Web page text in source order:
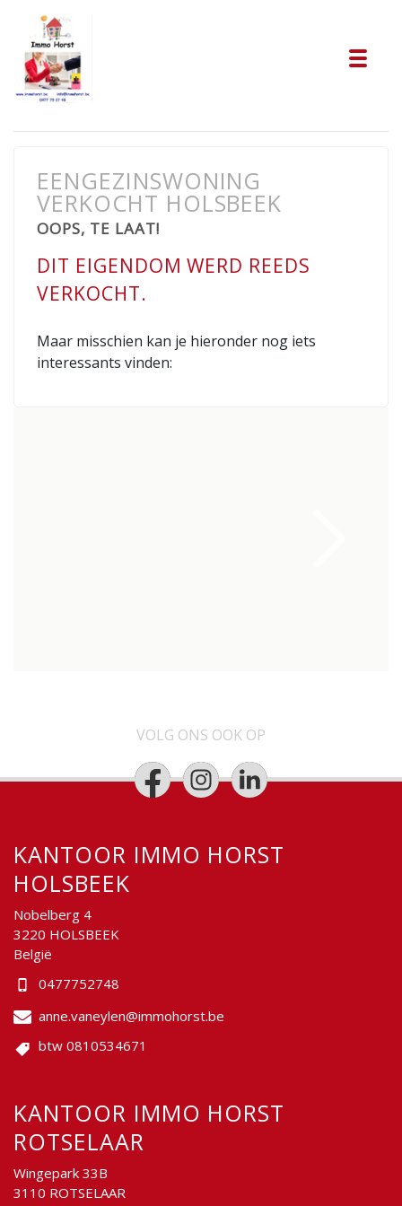
EENGEZINSWONING
VERKOCHT HOLSBEEK
OOPS, TE LAAT!
DIT EIGENDOM WERD REEDS
VERKOCHT.
Maar misschien kan je hieronder nog iets
interessants vinden:
VOLG ONS OOK OP
KANTOOR IMMO HORST
HOLSBEEK
Nobelberg 4
3220 HOLSBEEK
België
0477752748
anne.vaneylen@immohorst.be
btw 0810534671
KANTOOR IMMO HORST
ROTSELAAR
Wingepark 33B
3110 ROTSELAAR